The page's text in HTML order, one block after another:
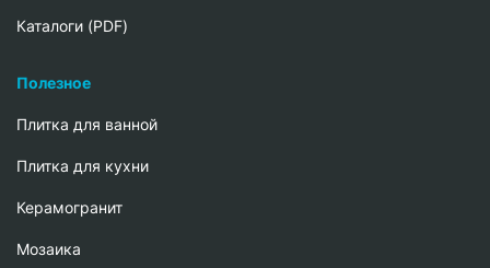
Каталоги (PDF)
Полезное
Плитка для ванной
Плитка для кухни
Керамогранит
Мозаика